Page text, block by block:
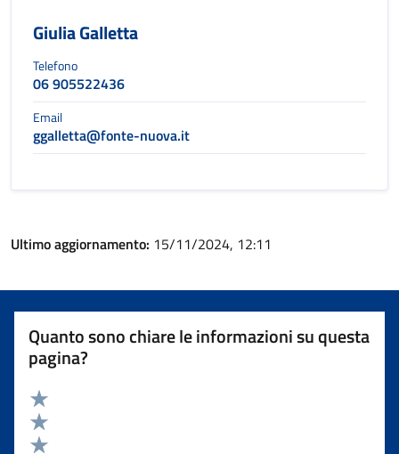
Giulia Galletta
Telefono
06 905522436
Email
ggalletta@fonte-nuova.it
Ultimo aggiornamento: 15/11/2024, 12:11
Quanto sono chiare le informazioni su questa
pagina?
Valuta 5 stelle su 5
Valuta 4 stelle su 5